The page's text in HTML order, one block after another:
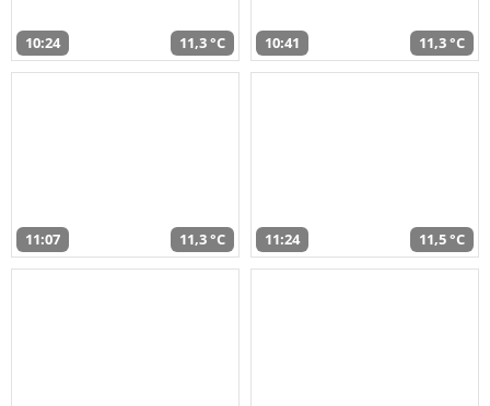
10:24 11,3 °C 10:41 11,3 °C
11:07 11,3 °C 11:24 11,5 °C